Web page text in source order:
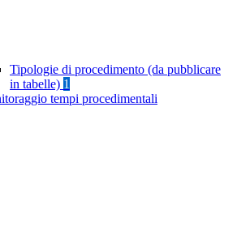
Tipologie di procedimento (da pubblicare
in tabelle) 1
tempi procedimentali